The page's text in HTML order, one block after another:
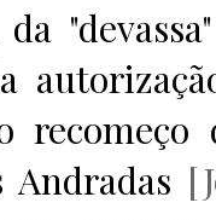
recomeço